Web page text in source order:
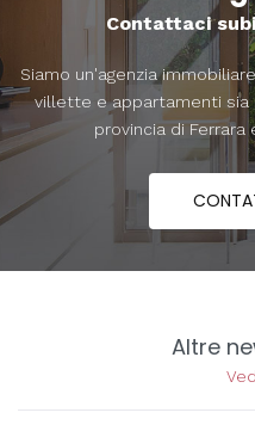
Contattaci
Siamo un'agenzia
villette e appartamenti sia
provincia di Ferrara
Altre